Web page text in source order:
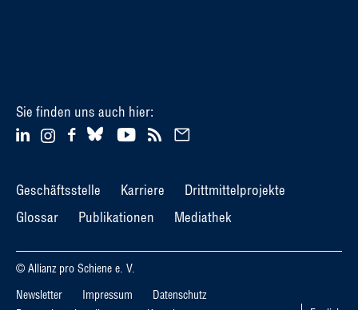
Sie finden uns auch hier:
Geschäftsstelle Karriere
Drittmittelprojekte
Glossar
Publikationen Mediathek
© Allianz pro Schiene e. V.
Newsletter
Impressum
Datenschutz